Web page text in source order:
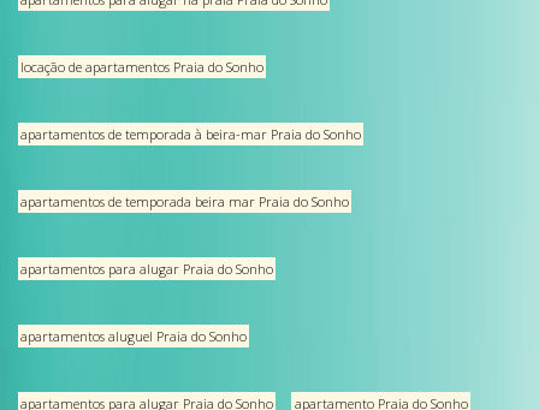
locação de apartamentos Praia do Sonho
apartamentos de temporada à beira-mar Praia do Sonho
apartamentos de temporada beira mar Praia do Sonho
apartamentos para alugar Praia do Sonho
apartamentos aluguel Praia do Sonho
apartamentos para alugar Praia do Sonho apartamento Praia do Sonho